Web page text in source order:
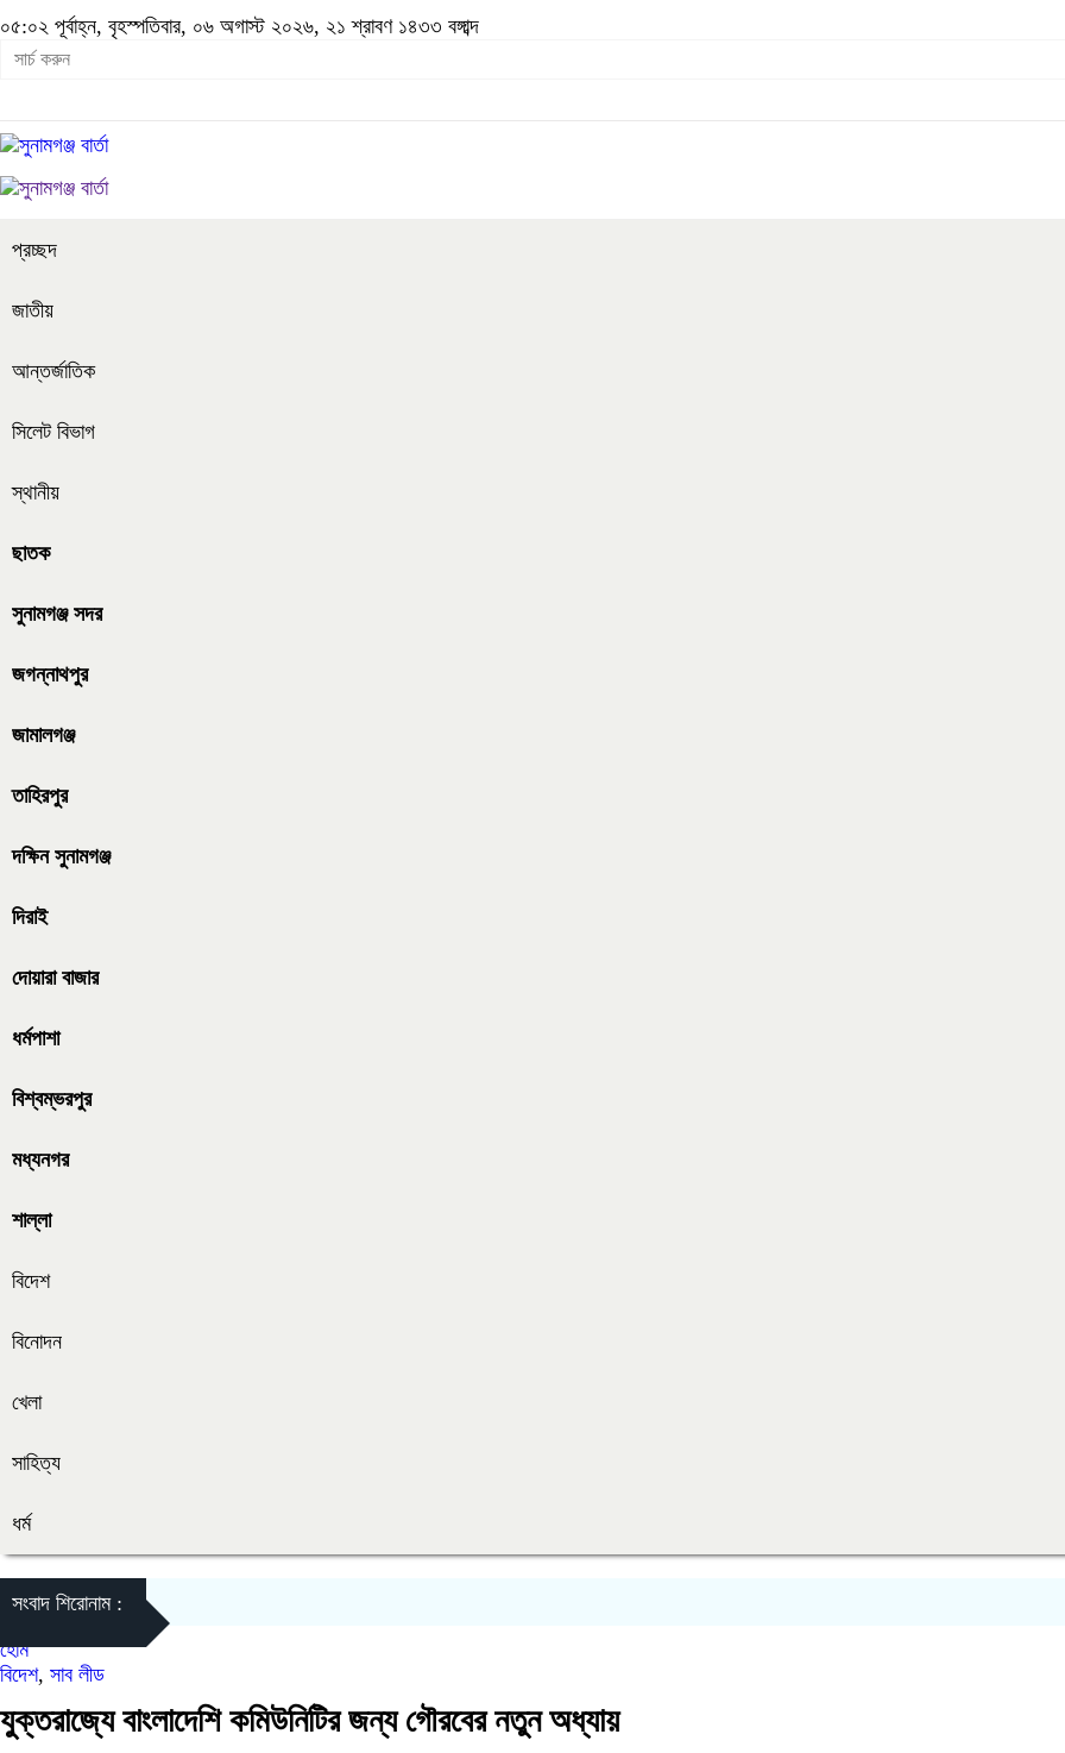
০৫:০২ পূর্বাহ্ন, বৃহস্পতিবার, ০৬ অগাস্ট ২০২৬, ২১ শ্রাবণ ১৪৩৩ বঙ্গাব্দ
প্রচ্ছদ
জাতীয়
আন্তর্জাতিক
সিলেট বিভাগ
স্থানীয়
ছাতক
সুনামগঞ্জ সদর
জগন্নাথপুর
জামালগঞ্জ
তাহিরপুর
দক্ষিন সুনামগঞ্জ
দিরাই
দোয়ারা বাজার
ধর্মপাশা
বিশ্বম্ভরপুর
মধ্যনগর
শাল্লা
বিদেশ
বিনোদন
খেলা
সাহিত্য
ধর্ম
সংবাদ শিরোনাম :
হোম
বিদেশ, সাব লীড
যুক্তরাজ্যে বাংলাদেশি কমিউনিটির জন্য গৌরবের নতুন অধ্যায়